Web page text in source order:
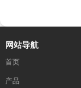
网站导航
首页
产品